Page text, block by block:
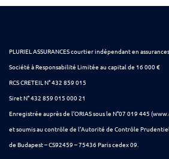
PLURIEL ASSURANCES courtier indépendant en assurances
Société à Responsabilité Limitée au capital de 16 000 €
RCS CRETEIL N° 432 859 015
Siret N° 432 859 015 000 21
Enregistrée auprès de l’ORIAS sous le N°07 019 445
et soumis au contrôle de l’Autorité de Contrôle
de Budapest – CS92459 – 75436 Paris cedex 09.